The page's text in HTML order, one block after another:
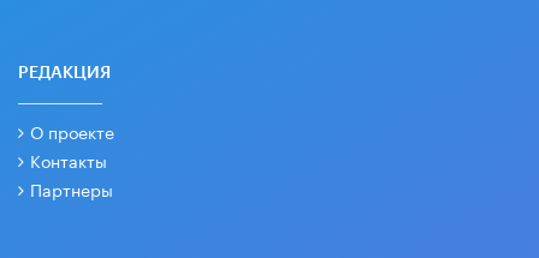
РЕДАКЦИЯ
О проекте
Контакты
Партнеры